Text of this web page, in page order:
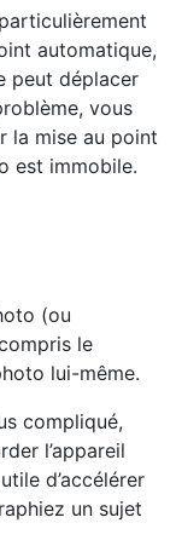
automatique,
peut déplacer
vous
la mise au point
est immobile.
(ou
le
lui-même.
compliqué,
l’appareil
d’accélérer
un sujet